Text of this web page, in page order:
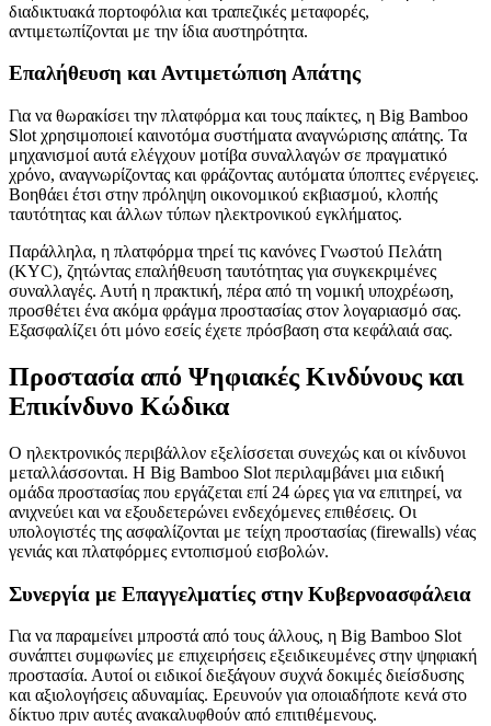
διαδικτυακά πορτοφόλια και τραπεζικές μεταφορές,
αντιμετωπίζονται με την ίδια αυστηρότητα.
Επαλήθευση και Αντιμετώπιση Απάτης
Για να θωρακίσει την πλατφόρμα και τους παίκτες, η Big Bamboo
Slot χρησιμοποιεί καινοτόμα συστήματα αναγνώρισης απάτης. Τα
μηχανισμοί αυτά ελέγχουν μοτίβα συναλλαγών σε πραγματικό
χρόνο, αναγνωρίζοντας και φράζοντας αυτόματα ύποπτες ενέργειες.
Βοηθάει έτσι στην πρόληψη οικονομικού εκβιασμού, κλοπής
ταυτότητας και άλλων τύπων ηλεκτρονικού εγκλήματος.
Παράλληλα, η πλατφόρμα τηρεί τις κανόνες Γνωστού Πελάτη
(KYC), ζητώντας επαλήθευση ταυτότητας για συγκεκριμένες
συναλλαγές. Αυτή η πρακτική, πέρα από τη νομική υποχρέωση,
προσθέτει ένα ακόμα φράγμα προστασίας στον λογαριασμό σας.
Εξασφαλίζει ότι μόνο εσείς έχετε πρόσβαση στα κεφάλαιά σας.
Προστασία από Ψηφιακές Κινδύνους και
Επικίνδυνο Κώδικα
Ο ηλεκτρονικός περιβάλλον εξελίσσεται συνεχώς και οι κίνδυνοι
μεταλλάσσονται. Η Big Bamboo Slot περιλαμβάνει μια ειδική
ομάδα προστασίας που εργάζεται επί 24 ώρες για να επιτηρεί, να
ανιχνεύει και να εξουδετερώνει ενδεχόμενες επιθέσεις. Οι
υπολογιστές της ασφαλίζονται με τείχη προστασίας (firewalls) νέας
γενιάς και πλατφόρμες εντοπισμού εισβολών.
Συνεργία με Επαγγελματίες στην Κυβερνοασφάλεια
Για να παραμείνει μπροστά από τους άλλους, η Big Bamboo Slot
συνάπτει συμφωνίες με επιχειρήσεις εξειδικευμένες στην ψηφιακή
προστασία. Αυτοί οι ειδικοί διεξάγουν συχνά δοκιμές διείσδυσης
και αξιολογήσεις αδυναμίας. Ερευνούν για οποιαδήποτε κενά στο
δίκτυο πριν αυτές ανακαλυφθούν από επιτιθέμενους.